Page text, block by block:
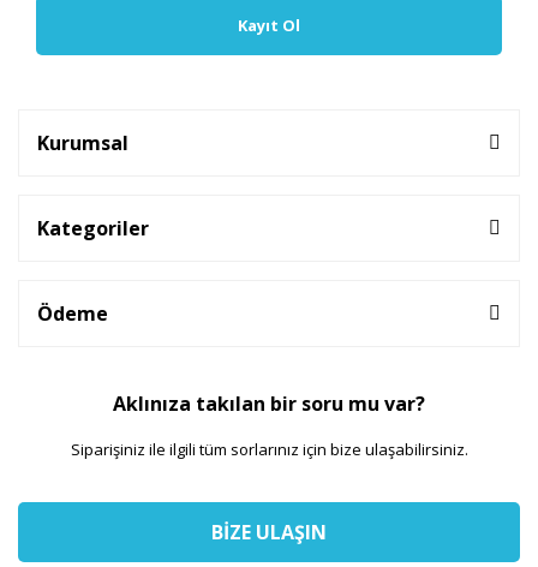
Kayıt Ol
Kurumsal
Kategoriler
Ödeme
Aklınıza takılan bir soru mu var?
Siparişiniz ile ilgili tüm sorlarınız için bize ulaşabilirsiniz.
BİZE ULAŞIN